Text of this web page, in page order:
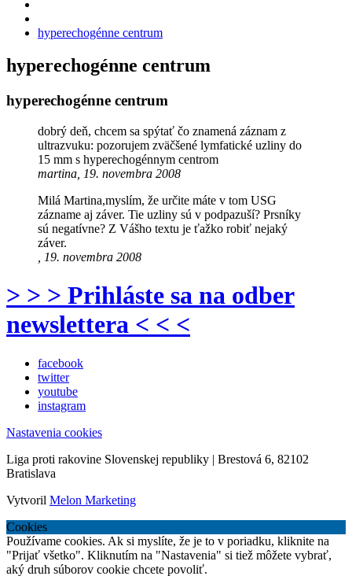
hyperechogénne centrum
hyperechogénne centrum
hyperechogénne centrum
dobrý deň, chcem sa spýtať čo znamená záznam z
ultrazvuku: pozorujem zväčšené lymfatické uzliny do
15 mm s hyperechogénnym centrom
martina, 19. novembra 2008
Milá Martina,myslím, že určite máte v tom USG
zázname aj záver. Tie uzliny sú v podpazuší? Prsníky
sú negatívne? Z Vášho textu je ťažko robiť nejaký
záver.
, 19. novembra 2008
> > > Prihláste sa na odber
newslettera < < <
facebook
twitter
youtube
instagram
Nastavenia cookies
Liga proti rakovine Slovenskej republiky | Brestová 6, 82102
Bratislava
Vytvoril Melon Marketing
Cookies
Používame cookies. Ak si myslíte, že je to v poriadku, kliknite na
"Prijať všetko". Kliknutím na "Nastavenia" si tiež môžete vybrať,
aký druh súborov cookie chcete povoliť.